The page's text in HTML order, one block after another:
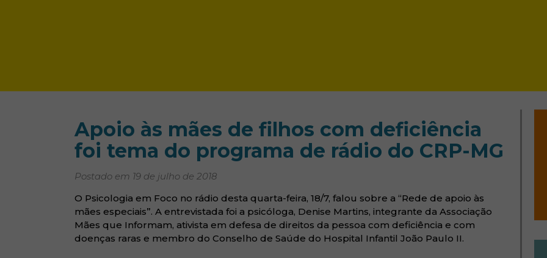
Apoio às mães de filhos com deficiência
foi tema do programa de rádio do CRP-MG
Postado em 19 de julho de 2018
O Psicologia em Foco no rádio desta quarta-feira, 18/7, falou sobre a “Rede de apoio às
mães especiais”. A entrevistada foi a psicóloga, Denise Martins, integrante da Associação
Mães que Informam, ativista em defesa de direitos da pessoa com deficiência e com
doenças raras e membro do Conselho de Saúde do Hospital Infantil João Paulo II.